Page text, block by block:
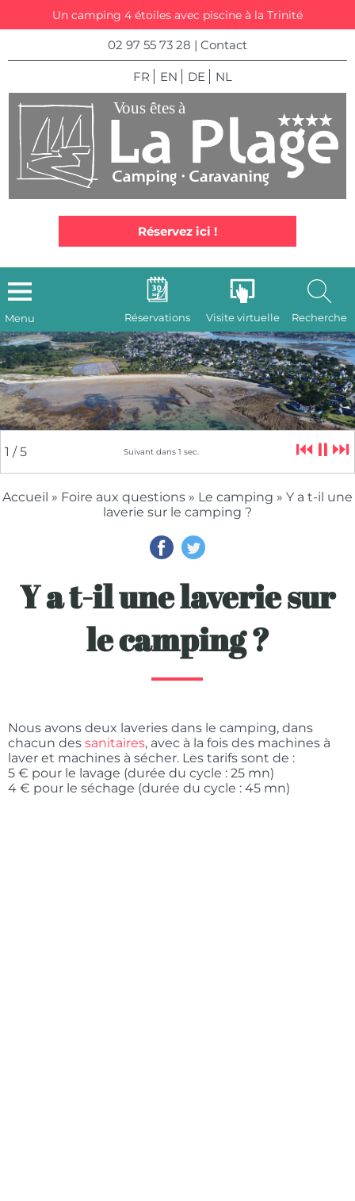
Un camping 4 étoiles avec piscine à la Trinité
02 97 55 73 28 | Contact
FR EN DE NL
Réservations Visite virtuelle Recherche
Réservez ici !
1 / 5 Suivant dans 1 sec. ⏮ ⏸ ⏭
Menu
Accueil » Foire aux questions » Le camping » Y a t-il une
laverie sur le camping ?
Y a t-il une laverie sur
le camping ?
Nous avons deux laveries dans le camping, dans
chacun des sanitaires, avec à la fois des machines à
laver et machines à sécher. Les tarifs sont de :
5 € pour le lavage (durée du cycle : 25 mn)
4 € pour le séchage (durée du cycle : 45 mn)